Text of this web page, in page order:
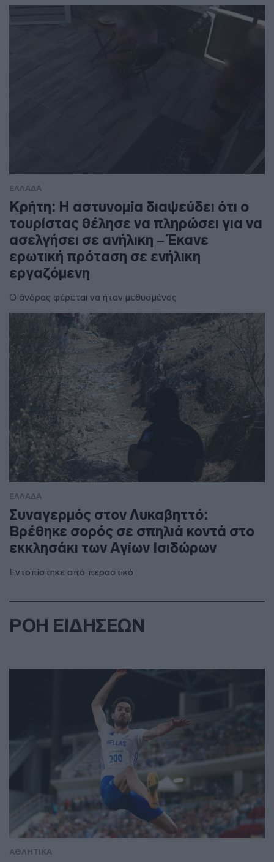
ΕΛΛΑΔΑ
Κρήτη: Η αστυνομία διαψεύδει ότι ο
τουρίστας θέλησε να πληρώσει για να
ασελγήσει σε ανήλικη – Έκανε
ερωτική πρόταση σε ενήλικη
εργαζόμενη
Ο άνδρας φέρεται να ήταν μεθυσμένος
ΕΛΛΑΔΑ
Συναγερμός στον Λυκαβηττό:
Βρέθηκε σορός σε σπηλιά κοντά στο
εκκλησάκι των Αγίων Ισιδώρων
Εντοπίστηκε από περαστικό
ΡΟΗ ΕΙΔΗΣΕΩΝ
ΑΘΛΗΤΙΚΑ